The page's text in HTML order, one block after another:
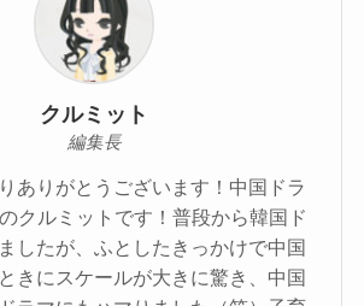
クルミット
編集長
ありがとうございます！中国ドラ
クルミットです！普段から韓国ド
したが、ふとしたきっかけで中国
きにスケールが大きに驚き、中国